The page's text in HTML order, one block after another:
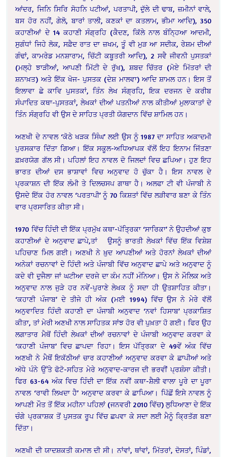
ਆਂਦਰ, ਜਿਨਿ ਸਿਰਿ ਸੋਹਨਿ ਪਟੀਆਂ, ਪਰਤਾਪੀ, ਦੁੱਲੇ ਦੀ ਢਾਬ, ਜ਼ਮੀਨਾਂ ਵਾਲੇ,
ਬਸ ਹੋਰ ਨਹੀਂ, ਗੇਲੋ, ਬਾਰਾਂ ਤਾਲੀ, ਕਣਕਾਂ ਦਾ ਕਤਲਾਮ, ਭੀਮਾ ਆਦਿ), 350
ਕਹਾਣੀਆਂ ਦੇ 14 ਕਹਾਣੀ ਸੰਗ੍ਰਹਿ (ਕੈਦਣ, ਕਿੱਲੇ ਨਾਲ ਬੰਨ੍ਹਿਆ ਆਦਮੀ,
ਸੁਗੰਧਾਂ ਜਿਹੇ ਲੋਕ, ਸਫ਼ੈਦ ਰਾਤ ਦਾ ਜ਼ਖਮ, ਤੂੰ ਵੀ ਮੁੜ ਆ ਸਦੀਕ, ਰੇਸ਼ਮ ਦੀਆਂ
ਗੰਢਾਂ, ਕਾਮਰੇਡ ਮਨਸ਼ਾਰਾਮ, ਚਿੱਟੀ ਕਬੂਤਰੀ ਆਦਿ), 2 ਸਵੈ ਜੀਵਨੀ ਪੁਸਤਕਾਂ
(ਮਲ੍ਹੇ ਝਾੜੀਆਂ, ਆਪਣੀ ਮਿੱਟੀ ਦੇ ਰੁੱਖ), ਸ਼ਬਦ ਚਿੱਤਰ (ਮੋਏ ਮਿੱਤਰਾਂ ਦੀ
ਸ਼ਨਾਖ਼ਤ) ਅਤੇ ਇੱਕ ਖੋਜ- ਪੁਸਤਕ (ਦੇਸ਼ ਮਾਲਵਾ) ਆਦਿ ਸ਼ਾਮਲ ਹਨ। ਇਸ ਤੋਂ
ਇਲਾਵਾ ਛੇ ਕਾਵਿ ਪੁਸਤਕਾਂ, ਤਿੰਨ ਲੇਖ ਸੰਗ੍ਰਹਿ, ਇਕ ਦਰਜਨ ਦੇ ਕਰੀਬ
ਸੰਪਾਦਿਤ ਕਥਾ-ਪੁਸਤਕਾਂ, ਲੇਖਕਾਂ ਦੀਆਂ ਪਤਨੀਆਂ ਨਾਲ ਕੀਤੀਆਂ ਮੁਲਾਕਾਤਾਂ ਦੇ
ਤਿੰਨ ਸੰਗ੍ਰਹਿ ਵੀ ਉਸ ਦੇ ਸਾਹਿਤ ਪ੍ਰਤੀ ਯੋਗਦਾਨ ਵਿੱਚ ਸ਼ਾਮਿਲ ਹਨ।
ਅਣਖੀ ਦੇ ਨਾਵਲ ‘ਕੋਠੇ ਖੜਕ ਸਿੰਘ’ ਲਈ ਉਸ ਨੂੰ 1987 ਦਾ ਸਾਹਿਤ ਅਕਾਦਮੀ
ਪੁਰਸਕਾਰ ਦਿੱਤਾ ਗਿਆ। ਇੱਕ ਸਕੂਲ-ਅਧਿਆਪਕ ਵੱਲੋਂ ਇਹ ਇਨਾਮ ਜਿੱਤਣਾ
ਫ਼ਖ਼ਰਯੋਗ ਗੱਲ ਸੀ। ਪਹਿਲਾਂ ਇਹ ਨਾਵਲ ਦੋ ਜਿਲਦਾਂ ਵਿਚ ਛਪਿਆ। ਹੁਣ ਇਹ
ਭਾਰਤ ਦੀਆਂ ਦਸ ਭਾਸ਼ਾਵਾਂ ਵਿਚ ਅਨੁਵਾਦ ਹੋ ਚੁੱਕਾ ਹੈ। ਇਸ ਨਾਵਲ ਦੇ
ਪ੍ਰਕਾਸ਼ਨ ਦੀ ਇੱਕ ਲੰਮੀ ਤੇ ਦਿਲਚਸਪ ਗਾਥਾ ਹੈ। ਅਲਫਾ ਟੀ ਵੀ ਪੰਜਾਬੀ ਨੇ
ਉਸਦੇ ਇੱਕ ਹੋਰ ਨਾਵਲ ‘ਪਰਤਾਪੀ’ ਨੂੰ 70 ਕਿਸ਼ਤਾਂ ਵਿੱਚ ਲੜੀਵਾਰ ਬਣਾ ਕੇ ਤਿੰਨ
ਵਾਰ ਪ੍ਰਸਾਰਿਤ ਕੀਤਾ ਸੀ।
1970 ਵਿੱਚ ਹਿੰਦੀ ਦੀ ਇੱਕ ਪ੍ਰਮੁੱਖ ਕਥਾ-ਪੱਤ੍ਰਿਕਾ ‘ਸਾਰਿਕਾ’ ਨੇ ਉਹਦੀਆਂ ਕੁਝ
ਕਹਾਣੀਆਂ ਦੇ ਅਨੁਵਾਦ ਛਾਪੇ,ਤਾਂ ਉਸਨੂੰ ਭਾਰਤੀ ਲੇਖਕਾਂ ਵਿੱਚ ਇੱਕ ਵਿਸ਼ੇਸ਼
ਪਹਿਚਾਣ ਮਿਲ ਗਈ। ਅਣਖੀ ਨੇ ਖ਼ੁਦ ਆਪਣੀਆਂ ਅਤੇ ਹੋਰਨਾਂ ਲੇਖਕਾਂ ਦੀਆਂ
ਅਨੇਕਾਂ ਰਚਨਾਵਾਂ ਦੇ ਹਿੰਦੀ ਅਤੇ ਪੰਜਾਬੀ ਵਿੱਚ ਅਨੁਵਾਦ ਛਾਪੇ ਅਤੇ ਅਨੁਵਾਦ ਨੂੰ
ਕਦੇ ਵੀ ਦੁਜੈਲਾ ਜਾਂ ਘਟੀਆ ਦਰਜੇ ਦਾ ਕੰਮ ਨਹੀਂ ਮੰਨਿਆ। ਉਸ ਨੇ ਮੌਲਿਕ ਅਤੇ
ਅਨੁਵਾਦ ਨਾਲ ਜੁੜੇ ਹਰ ਨਵੇਂ-ਪੁਰਾਣੇ ਲੇਖਕ ਨੂੰ ਸਦਾ ਹੀ ਉਤਸ਼ਾਹਿਤ ਕੀਤਾ।
‘ਕਹਾਣੀ ਪੰਜਾਬ’ ਦੇ ਤੀਜੇ ਹੀ ਅੰਕ (ਮਈ 1994) ਵਿੱਚ ਉਸ ਨੇ ਮੇਰੇ ਵੱਲੋਂ
ਅਨੁਵਾਦਿਤ ਹਿੰਦੀ ਕਹਾਣੀ ਦਾ ਪੰਜਾਬੀ ਅਨੁਵਾਦ ‘ਨਵਾਂ ਹਿਸਾਬ’ ਪ੍ਰਕਾਸ਼ਿਤ
ਕੀਤਾ, ਤਾਂ ਮੇਰੀ ਅਣਖੀ ਨਾਲ ਸਾਹਿਤਕ ਸਾਂਝ ਹੋਰ ਵੀ ਪੁਖ਼ਤਾ ਹੋ ਗਈ। ਫਿਰ ਉਹ
ਲਗਾਤਾਰ ਮੈਥੋਂ ਹਿੰਦੀ ਲੇਖਕਾਂ ਦੀਆਂ ਰਚਨਾਵਾਂ ਦੇ ਪੰਜਾਬੀ ਅਨੁਵਾਦ ਕਰਵਾ ਕੇ
‘ਕਹਾਣੀ ਪੰਜਾਬ’ ਵਿਚ ਛਾਪਦਾ ਰਿਹਾ। ਇਸ ਪੱਤ੍ਰਿਕਾ ਦੇ 49ਵੇਂ ਅੰਕ ਵਿੱਚ
ਅਣਖੀ ਨੇ ਮੈਥੋਂ ਇਕੱਠੀਆਂ ਚਾਰ ਕਹਾਣੀਆਂ ਅਨੁਵਾਦ ਕਰਵਾ ਕੇ ਛਾਪੀਆਂ ਅਤੇ
ਅੱਧੇ ਪੰਨੇ ਉੱਤੇ ਫੋਟੋ-ਸਹਿਤ ਮੇਰੇ ਅਨੁਵਾਦ-ਕਾਰਜ ਦੀ ਭਰਵੀਂ ਪ੍ਰਸ਼ੰਸਾ ਕੀਤੀ।
ਫਿਰ 63-64 ਅੰਕ ਵਿਚ ਹਿੰਦੀ ਦਾ ਇੱਕ ਨਵੀਂ ਕਥਾ-ਸ਼ੈਲੀ ਵਾਲਾ ਪੂਰੇ ਦਾ ਪੂਰਾ
ਨਾਵਲ ‘ਰਾਵੀ ਲਿਖਦਾ ਹੈ’ ਅਨੁਵਾਦ ਕਰਵਾ ਕੇ ਛਾਪਿਆ। ਪਿੱਛੋਂ ਇਸੇ ਨਾਵਲ ਨੂੰ
ਆਪਣੀ ਮੌਤ ਤੋਂ ਇੱਕ ਮਹੀਨਾ ਪਹਿਲਾਂ (ਜਨਵਰੀ 2010 ਵਿੱਚ) ਲੁਧਿਆਣਾ ਦੇ ਇੱਕ
ਚੰਗੇ ਪ੍ਰਕਾਸ਼ਕ ਤੋਂ ਪੁਸਤਕ ਰੂਪ ਵਿੱਚ ਛਪਵਾ ਕੇ ਸਦਾ ਲਈ ਮੈਨੂੰ ਕ੍ਰਿਤੱਗ ਬਣਾ
ਦਿੱਤਾ।
ਅਣਖੀ ਦੀ ਯਾਦਸ਼ਕਤੀ ਕਮਾਲ ਦੀ ਸੀ। ਨਾਂਵਾਂ, ਥਾਂਵਾਂ, ਮਿੱਤਰਾਂ, ਦੋਸਤਾਂ, ਪਿੰਡਾਂ,